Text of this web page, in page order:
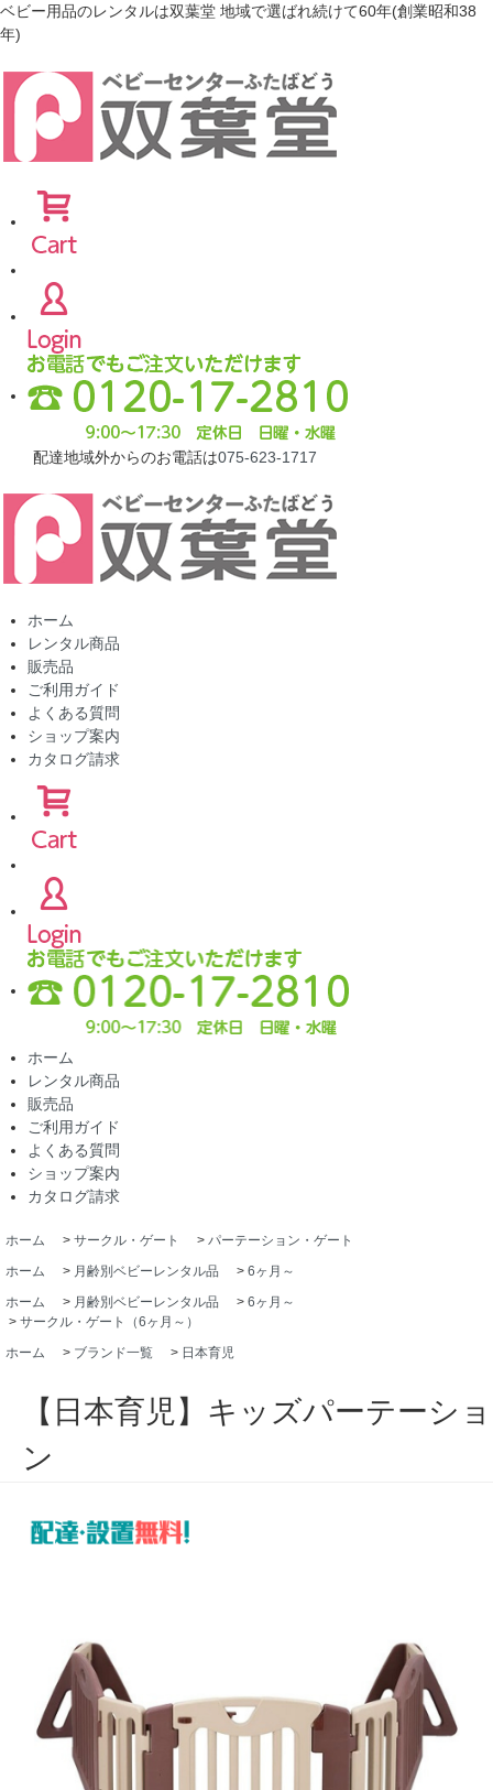
ベビー用品のレンタルは双葉堂 地域で選ばれ続けて60年(創業昭和38
年)
配達地域外からのお電話は075-623-1717
ホーム
レンタル商品
販売品
ご利用ガイド
よくある質問
ショップ案内
カタログ請求
ホーム
レンタル商品
販売品
ご利用ガイド
よくある質問
ショップ案内
カタログ請求
ホーム > サークル・ゲート > パーテーション・ゲート
ホーム
> 月齢別ベビーレンタル品 > 6ヶ月～
ホーム
> 月齢別ベビーレンタル品 > 6ヶ月～
> サークル・ゲート（6ヶ月～）
ホーム
> ブランド一覧 > 日本育児
【日本育児】キッズパーテーショ
ン